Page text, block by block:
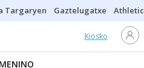
Targaryen Gaztelugatxe Athletic
Kiosko